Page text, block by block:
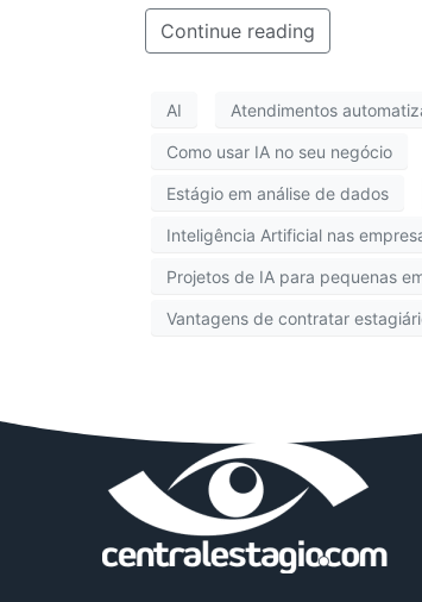
Continue reading
AI Atendimentos
Como usar IA no seu negócio
Estágio em análise de dados
Inteligência Artificial nas
Projetos de IA para pequenas
Vantagens de contratar